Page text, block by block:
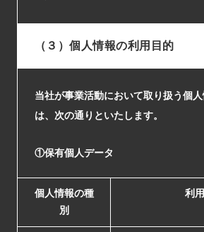
（３）個人情報の利用目的
当社が事業活動において取り扱う個
は、次の通りといたします。
①保有個人データ
個人情報の種
別
利